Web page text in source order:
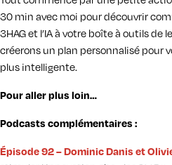
30 min avec moi pour découvrir
3HAG et l’IA à votre boîte à outils de
créerons un plan personnalisé pour
plus intelligente.
Pour aller plus loin…
Podcasts complémentaires :
Épisode 92 – Dominic Danis et